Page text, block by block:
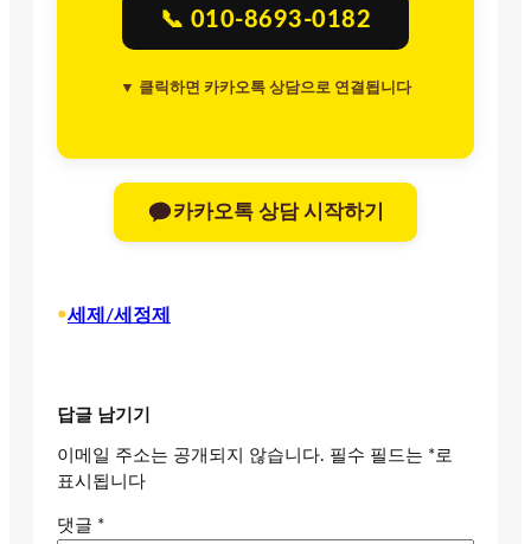
📞 010-8693-0182
▼ 클릭하면 카카오톡 상담으로 연결됩니다
카카오톡 상담 시작하기
•세제/세정제
답글 남기기
이메일 주소는 공개되지 않습니다. 필수 필드는 *로
표시됩니다
댓글 *